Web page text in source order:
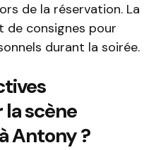
de la réservation. La
de consignes pour
durant la soirée.
la scène
Antony ?